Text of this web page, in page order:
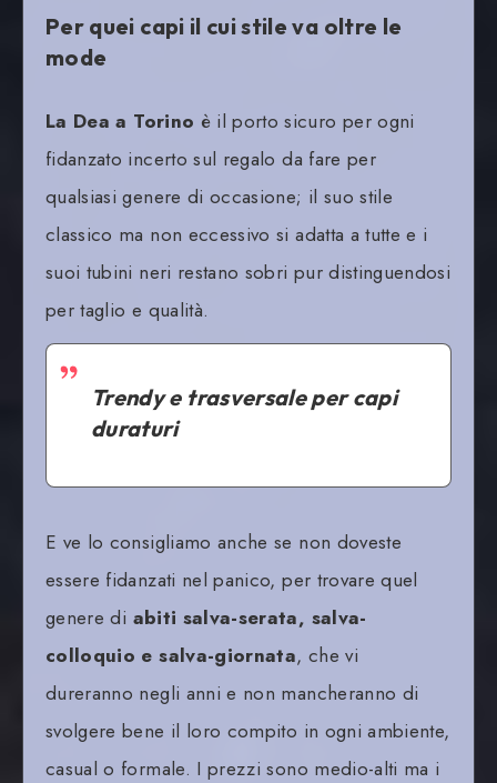
Per quei capi il cui stile va oltre le
mode
La Dea a Torino è il porto sicuro per ogni
fidanzato incerto sul regalo da fare per
qualsiasi genere di occasione; il suo stile
classico ma non eccessivo si adatta a tutte e i
suoi tubini neri restano sobri pur distinguendosi
per taglio e qualità.
Trendy e trasversale per capi
duraturi
E ve lo consigliamo anche se non doveste
essere fidanzati nel panico, per trovare quel
genere di abiti salva-serata, salva-
colloquio e salva-giornata, che vi
dureranno negli anni e non mancheranno di
svolgere bene il loro compito in ogni ambiente,
casual o formale. I prezzi sono medio-alti ma i